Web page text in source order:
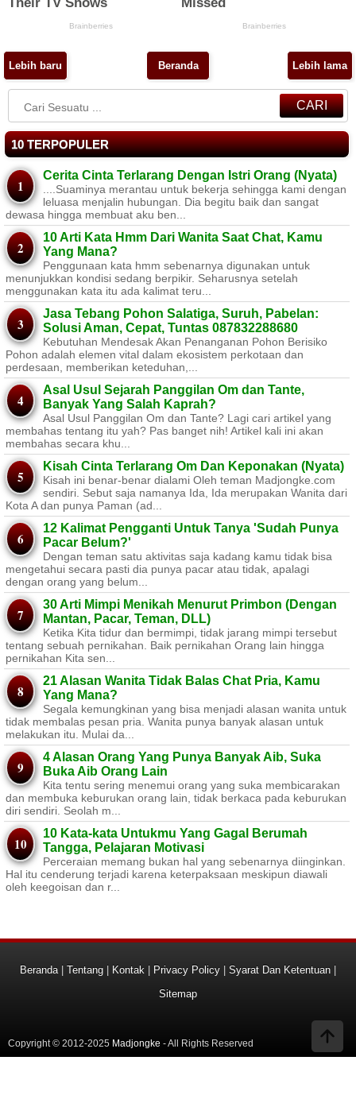
Lebih baru Lebih lama
Beranda
CARI
10 TERPOPULER
Cerita Cinta Terlarang Dengan Istri Orang (Nyata)
....Suaminya merantau untuk bekerja sehingga kami dengan
leluasa menjalin hubungan. Dia begitu baik dan sangat
dewasa hingga membuat aku ben...
10 Arti Kata Hmm Dari Wanita Saat Chat, Kamu
Yang Mana?
Penggunaan kata hmm sebenarnya digunakan untuk
menunjukkan kondisi sedang berpikir. Seharusnya setelah
menggunakan kata itu ada kalimat teru...
Jasa Tebang Pohon Salatiga, Suruh, Pabelan:
Solusi Aman, Cepat, Tuntas 087832288680
Kebutuhan Mendesak Akan Penanganan Pohon Berisiko ​
Pohon adalah elemen vital dalam ekosistem perkotaan dan
perdesaan, memberikan keteduhan,...
Asal Usul Sejarah Panggilan Om dan Tante,
Banyak Yang Salah Kaprah?
Asal Usul Panggilan Om dan Tante? Lagi cari artikel yang
membahas tentang itu yah? Pas banget nih! Artikel kali ini akan
membahas secara khu...
Kisah Cinta Terlarang Om Dan Keponakan (Nyata)
Kisah ini benar-benar dialami Oleh teman Madjongke.com
sendiri. Sebut saja namanya Ida, Ida merupakan Wanita dari
Kota A dan punya Paman (ad...
12 Kalimat Pengganti Untuk Tanya 'Sudah Punya
Pacar Belum?'
Dengan teman satu aktivitas saja kadang kamu tidak bisa
mengetahui secara pasti dia punya pacar atau tidak, apalagi
dengan orang yang belum...
30 Arti Mimpi Menikah Menurut Primbon (Dengan
Mantan, Pacar, Teman, DLL)
Ketika Kita tidur dan bermimpi, tidak jarang mimpi tersebut
tentang sebuah pernikahan. Baik pernikahan Orang lain hingga
pernikahan Kita sen...
21 Alasan Wanita Tidak Balas Chat Pria, Kamu
Yang Mana?
Segala kemungkinan yang bisa menjadi alasan wanita untuk
tidak membalas pesan pria. Wanita punya banyak alasan untuk
melakukan itu. Mulai da...
4 Alasan Orang Yang Punya Banyak Aib, Suka
Buka Aib Orang Lain
Kita tentu sering menemui orang yang suka membicarakan
dan membuka keburukan orang lain, tidak berkaca pada keburukan
diri sendiri. Seolah m...
10 Kata-kata Untukmu Yang Gagal Berumah
Tangga, Pelajaran Motivasi
Perceraian memang bukan hal yang sebenarnya diinginkan.
Hal itu cenderung terjadi karena keterpaksaan meskipun diawali
oleh keegoisan dan r...
Beranda| Tentang Kontak Privacy Policy Syarat Dan Ketentuan
Sitemap
Copyright © 2012-2025 Madjongke - All Rights Reserved